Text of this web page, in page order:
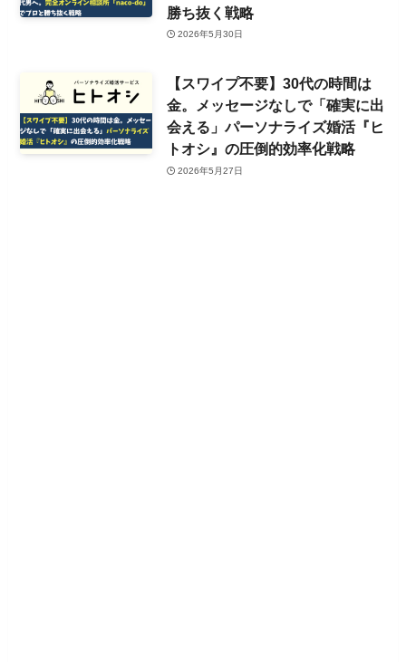
勝ち抜く戦略
2026年5月30日
【スワイプ不要】30代の時間は
金。メッセージなしで「確実に出
会える」パーソナライズ婚活『ヒ
トオシ』の圧倒的効率化戦略
2026年5月27日